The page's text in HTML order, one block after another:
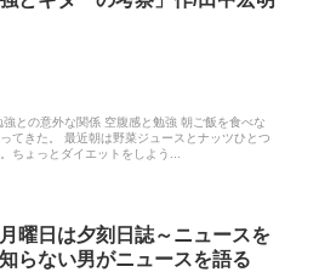
との意外な関係 空腹感と勉強 朝ご飯を食べな
てきた。 最近朝は野菜ジュースとナッツひとつ
ちょっとダイエットをしよう...
月曜日は夕刻日誌～ニュースを
知らない男がニュースを語る